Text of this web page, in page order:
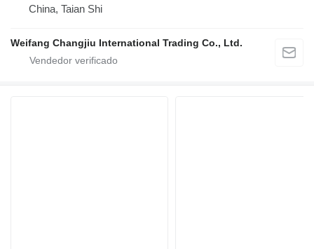
China, Taian Shi
Weifang Changjiu International Trading Co., Ltd.